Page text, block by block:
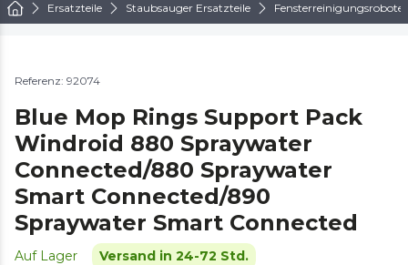
Ersatzteile Staubsauger Ersatzteile
Referenz: 92074
Blue Mop Rings Support Pack
Windroid 880 Spraywater
Connected/880 Spraywater
Smart Connected/890
Spraywater Smart Connected
Auf Lager Versand in 24-72 Std.